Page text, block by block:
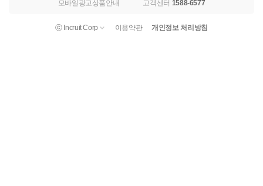
모바일광고상품안내 고객센터 1588-6577
ⓒ Incruit Corp 이용약관 개인정보 처리방침